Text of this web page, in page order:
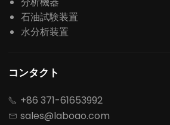
石油試験装置
水分析装置
コンタクト
 +86 371-61653992
 sales@laboao.com